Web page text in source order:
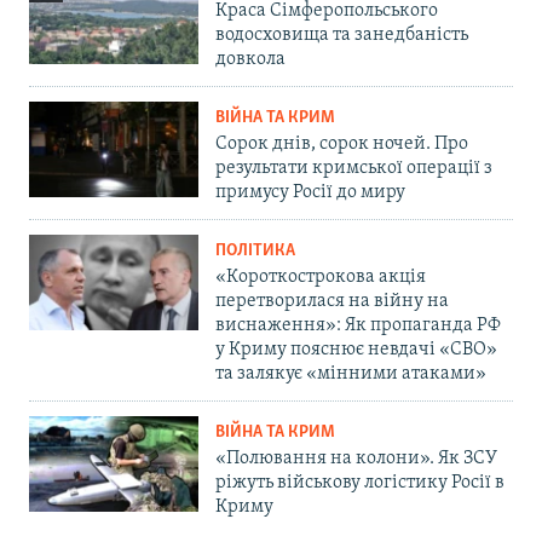
Краса Сімферопольського
водосховища та занедбаність
довкола
ВІЙНА ТА КРИМ
Сорок днів, сорок ночей. Про
результати кримської операції з
примусу Росії до миру
ПОЛІТИКА
«Короткострокова акція
перетворилася на війну на
виснаження»: Як пропаганда РФ
у Криму пояснює невдачі «СВО»
та залякує «мінними атаками»
ВІЙНА ТА КРИМ
«Полювання на колони». Як ЗСУ
ріжуть військову логістику Росії в
Криму